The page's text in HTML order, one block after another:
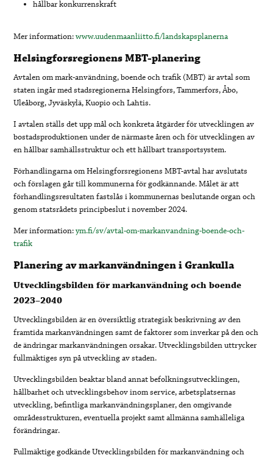
hållbar konkurrenskraft
Mer information:www.uudenmaanliitto.fi/landskapsplanerna
Helsingforsregionens MBT-planering
Avtalen om mark-användning, boende och trafik (MBT) är avtal som
staten ingår med stadsregionerna Helsingfors, Tammerfors, Åbo,
Uleåborg, Jyväskylä, Kuopio och Lahtis.
I avtalen ställs det upp mål och konkreta åtgärder för utvecklingen av
bostadsproduktionen under de närmaste åren och för utvecklingen av
en hållbar samhällsstruktur och ett hållbart transportsystem.
Förhandlingarna om Helsingforsregionens MBT-avtal har avslutats
och förslagen går till kommunerna för godkännande. Målet är att
förhandlingsresultaten fastslås i kommunernas beslutande organ och
genom statsrådets principbeslut i november 2024.
Mer information:ym.fi/sv/avtal-om-markanvandning-boende-och-
trafik
Planering av markanvändningen i Grankulla
Utvecklingsbilden för markanvändning ochboende
2023–2040
Utvecklingsbilden är en översiktlig strategisk beskrivning av den
framtida markanvändningen samt de faktorer som inverkar på den och
de ändringar markanvändningen orsakar. Utvecklingsbilden uttrycker
fullmäktiges syn på utveckling av staden.
Utvecklingsbilden beaktar bland annat befolkningsutvecklingen,
hållbarhet och utvecklingsbehov inom service, arbetsplatsernas
utveckling, befintliga markanvändningsplaner, den omgivande
områdesstrukturen, eventuella projekt samt allmänna samhälleliga
förändringar.
Fullmäktige godkände Utvecklingsbilden för markanvändning och